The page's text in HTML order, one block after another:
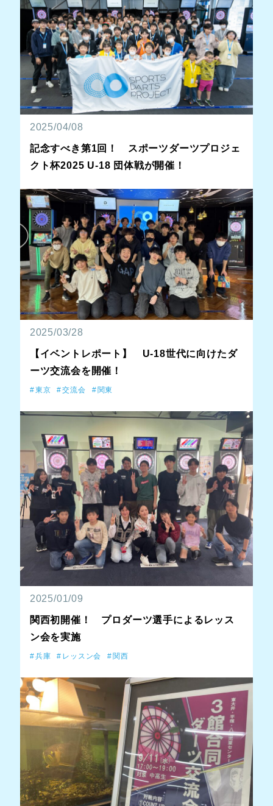
2025/04/08
記念すべき第1回！ スポーツダーツプロジェ
クト杯2025 U-18 団体戦が開催！
2025/03/28
【イベントレポート】 U-18世代に向けたダ
ーツ交流会を開催！
東京 交流会 関東
2025/01/09
関西初開催！ プロダーツ選手によるレッス
ン会を実施
兵庫 レッスン会 関西